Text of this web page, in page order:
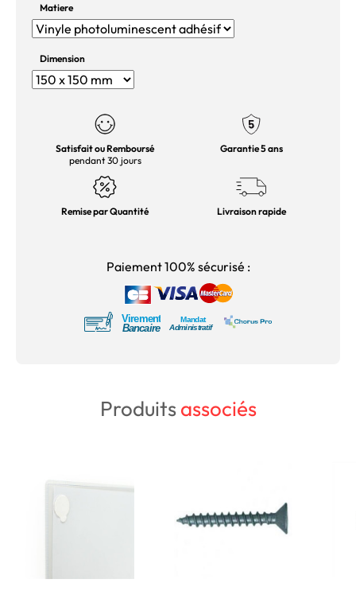
Matiere
Dimension
Satisfait ou Remboursé
pendant 30 jours
Garantie 5 ans
Remise par Quantité Livraison rapide
Paiement 100% sécurisé :
Produitsassociés